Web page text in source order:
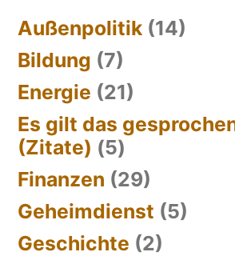
Außenpolitik (14)
Bildung (7)
Energie (21)
Es gilt das
(Zitate) (5)
Finanzen (29)
Geheimdienst (5)
Geschichte (2)